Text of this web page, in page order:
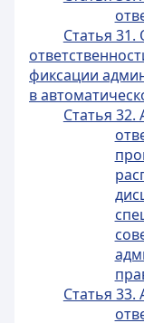
Статья
фиксации
в
Статья 32.
Статья 33.